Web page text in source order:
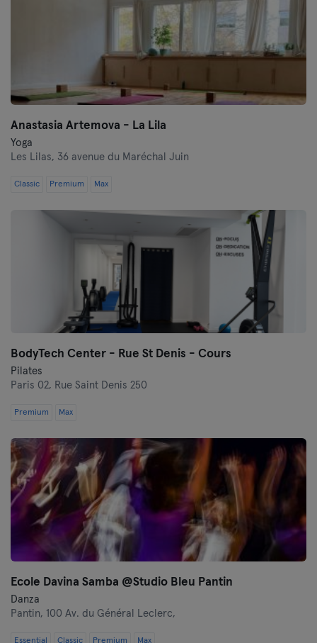
Anastasia Artemova - La Lila
Yoga
Les Lilas, 36 avenue du Maréchal Juin
Classic Premium Max
BodyTech Center - Rue St Denis - Cours
Pilates
Paris 02, Rue Saint Denis 250
Premium Max
Ecole Davina Samba @Studio Bleu Pantin
Danza
Pantin, 100 Av. du Général Leclerc,
Essential Classic Premium Max